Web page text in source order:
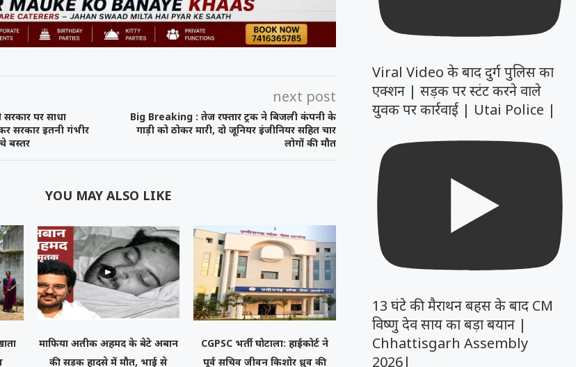
सरकार पर साधा
सरकार इतनी गंभीर
बस्तर
next post
Big Breaking : तेज रफ्तार ट्रक ने बिजली कंपनी के
गाड़ी को ठोकर मारी, दो जूनियर इंजीनियर सहित चार
लोगों की मौत
YOU MAY ALSO LIKE
माफिया अतीक अहमद के बेटे अबान
की सड़क हादसे में मौत, भाई से
CGPSC भर्ती घोटाला: हाईकोर्ट ने
पूर्व सचिव जीवन किशोर ध्रुव की
Viral Video के बाद दुर्ग पुलिस का
एक्शन | सड़क पर स्टंट करने वाले
युवक पर कार्रवाई | Utai Police |
13 घंटे की मैराथन बहस के बाद CM
विष्णु देव साय का बड़ा बयान |
Chhattisgarh Assembly
2026|